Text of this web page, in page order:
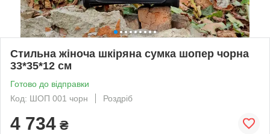
Стильна жіноча шкіряна сумка шопер чорна
33*35*12 см
Готово до відправки
Код: ШОП 001 чорн
Роздріб
4 734 ₴